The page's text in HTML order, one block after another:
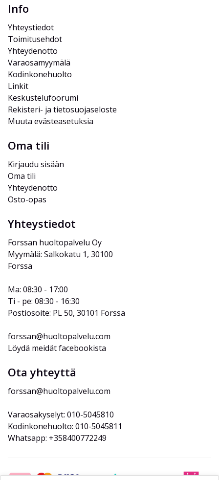
Info
Yhteystiedot
Toimitusehdot
Yhteydenotto
Varaosamyymälä
Kodinkonehuolto
Linkit
Keskustelufoorumi
Rekisteri- ja tietosuojaseloste
Muuta evästeasetuksia
Oma tili
Kirjaudu sisään
Oma tili
Yhteydenotto
Osto-opas
Yhteystiedot
Forssan huoltopalvelu Oy
Myymälä: Salkokatu 1, 30100
Forssa
Ma: 08:30 - 17:00
Ti - pe: 08:30 - 16:30
Postiosoite: PL 50, 30101 Forssa
forssan@huoltopalvelu.com
Löydä meidät facebookista
Ota yhteyttä
forssan@huoltopalvelu.com
Varaosakyselyt: 010-5045810
Kodinkonehuolto: 010-5045811
Whatsapp: +358400772249